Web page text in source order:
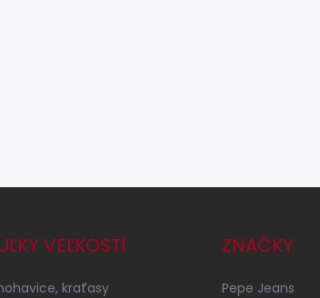
VEĽKOSTÍ
kraťasy
ZNAČKY
Pepe Jeans